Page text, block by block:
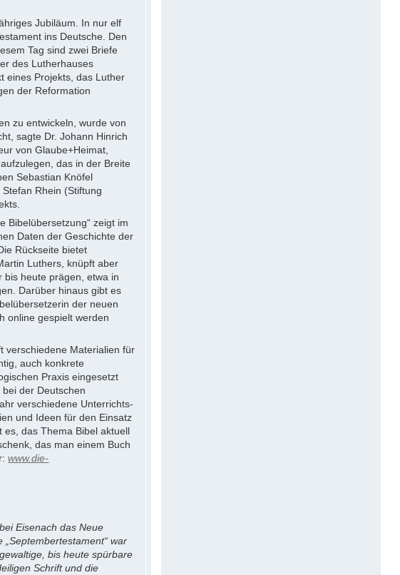
Jubiläum. In nur elf
ins Deutsche. Den
Tag sind zwei Briefe
des Lutherhauses
eines Projekts, das Luther
der Reformation
zu entwickeln, wurde von
sagte Dr. Johann Hinrich
von Glaube+Heimat,
das in der Breite
Sebastian Knöfel
Rhein (Stiftung
Bibelübersetzung“ zeigt im
Daten der Geschichte der
Rückseite bietet
Luthers, knüpft aber
bis heute prägen, etwa in
Darüber hinaus gibt es
der neuen
online gespielt werden
verschiedene Materialien für
auch konkrete
Praxis eingesetzt
der Deutschen
verschiedene Unterrichts-
und Ideen für den Einsatz
es, das Thema Bibel aktuell
das man einem Buch
www.die-
Eisenach das Neue
war
bis heute spürbare
Schrift und die